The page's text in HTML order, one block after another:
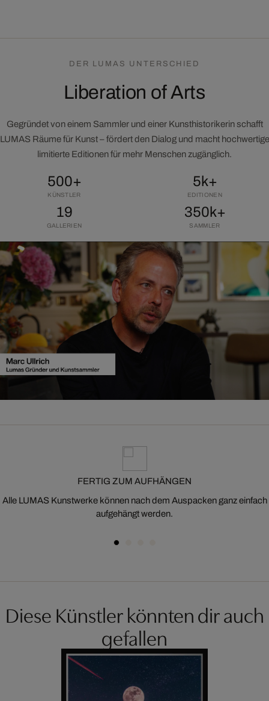
DER LUMAS UNTERSCHIED
Liberation of Arts
Gegründet von einem Sammler und einer Kunsthistorikerin schafft
LUMAS Räume für Kunst – fördert den Dialog und macht hochwertige
limitierte Editionen für mehr Menschen zugänglich.
500+
KÜNSTLER
5k+
EDITIONEN
19
GALLERIEN
350k+
SAMMLER
FERTIG ZUM AUFHÄNGEN
Alle LUMAS Kunstwerke können nach dem Auspacken ganz einfach
aufgehängt werden.
Diese Künstler könnten dir auch
gefallen